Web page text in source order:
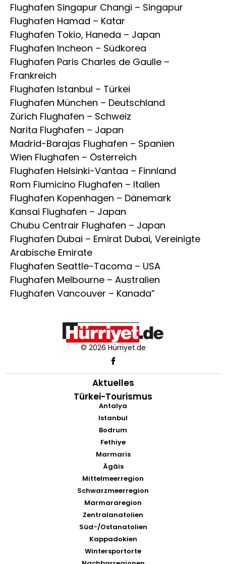
Flughafen Singapur Changi – Singapur
Flughafen Hamad – Katar
Flughafen Tokio, Haneda – Japan
Flughafen Incheon – Südkorea
Flughafen Paris Charles de Gaulle –
Frankreich
Flughafen Istanbul – Türkei
Flughafen München – Deutschland
Zürich Flughafen – Schweiz
Narita Flughafen – Japan
Madrid-Barajas Flughafen – Spanien
Wien Flughafen – Österreich
Flughafen Helsinki-Vantaa – Finnland
Rom Fiumicino Flughafen – Italien
Flughafen Kopenhagen – Dänemark
Kansai Flughafen – Japan
Chubu Centrair Flughafen – Japan
Flughafen Dubai – Emirat Dubai, Vereinigte
Arabische Emirate
Flughafen Seattle-Tacoma – USA
Flughafen Melbourne – Australien
Flughafen Vancouver – Kanada”
© 2026 Hürriyet.de
Aktuelles
Türkei-Tourismus
Antalya
Istanbul
Bodrum
Fethiye
Marmaris
Ägäis
Mittelmeerregion
Schwarzmeerregion
Marmararegion
Zentralanatolien
Süd-/Ostanatolien
Kappadokien
Wintersportorte